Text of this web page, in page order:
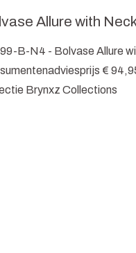
EN
Allure with
B-N4 - Bolvase Allure
€
Brynxz Collections